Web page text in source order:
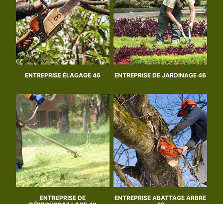
ENTREPRISE ÉLAGAGE 46 ENTREPRISE DE JARDINAGE 46
ENTREPRISE DE
ENTREPRISE ABATTAGE ARBRE